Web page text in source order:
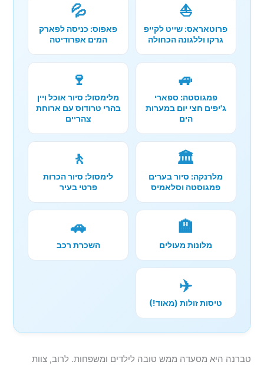
⛵
פרוטאראס: שייט לקייפ
גרקו וללגונה הכחולה
💦
פאפוס: כניסה לפארק
המים אפרודיטה
🚙
פמגוסטה: ספארי
ג'יפים חצי יום במערות
הים
🍷
מלימסול: סיור אוכל ויין
בהרי טרודוס עם ארוחת
צהריים
🏛️
מלרנקה: סיור בערים
פמגוסטה וסלאמיס
🚶
לימסול: סיור הכרות
פרטי בעיר
🏨
מלונות מעולים
🚗
השכרת רכב
✈️
טיסות זולות (מאוד!)
טברנה היא מסעדה ממש טובה לילדים ומשפחות. לרוב, צוות